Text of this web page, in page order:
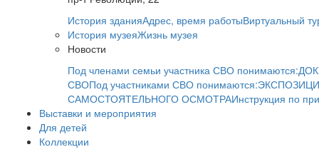
История зданияАдрес, время работыВиртуальный
История музеяЖизнь музея
Новости
Под членами семьи участника СВО понимаются:
СВОПод участниками СВО понимаются:
САМОСТОЯТЕЛЬНОГО ОСМОТРАИнструкция по
Выставки и мероприятия
Для детей
Коллекции